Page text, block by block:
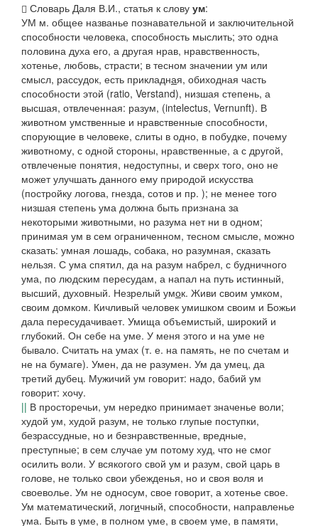
Словарь Даля В.И., статья к слову ум:
УМ м. общее названье познавательной и заключительной
способности человека, способность мыслить; это одна
половина духа его, а другая нрав, нравственность,
хотенье, любовь, страсти; в тесном значении ум или
смысл, рассудок, есть прикладная, обиходная часть
способности этой (ratio, Verstand), низшая степень, а
высшая, отвлеченная: разум, (intelectus, Vernunft). В
животном умственные и нравственные способности,
спорующие в человеке, слиты в одно, в побудке, почему
животному, с одной стороны, нравственные, а с другой,
отвлеченые понятия, недоступны, и сверх того, оно не
может улучшать данного ему природой искусства
(постройку логова, гнезда, сотов и пр. ); не менее того
низшая степень ума должна быть признана за
некоторыми животными, но разума нет ни в одном;
принимая ум в сем ограниченном, тесном смысле, можно
сказать: умная лошадь, собака, но разумная, сказать
нельзя. С ума спятил, да на разум набрел, с будничного
ума, по людским пересудам, а напал на путь истинный,
высший, духовный. Незрелый умок. Живи своим умком,
своим домком. Кичливый человек умишком своим и Божьи
дала пересудачивает. Умища объемистый, широкий и
глубокий. Он себе на уме. У меня этого и на уме не
бывало. Считать на умах (т. е. на память, не по счетам и
не на бумаге). Умен, да не разумен. Ум да умец, да
третий дубец. Мужичий ум говорит: надо, бабий ум
говорит: хочу.
|| В просторечьи, ум нередко принимает значенье воли;
худой ум, худой разум, не только глупые поступки,
безрассудные, но и безнравственные, вредные,
преступные; в сем случае ум потому худ, что не смог
осилить воли. У всякогого свой ум и разум, свой царь в
голове, не только свои убежденья, но и своя воля и
своеволье. Ум не односум, свое говорит, а хотенье свое.
Ум математический, логичный, способности, направленье
ума. Быть в уме, в полном уме, в своем уме, в памяти,